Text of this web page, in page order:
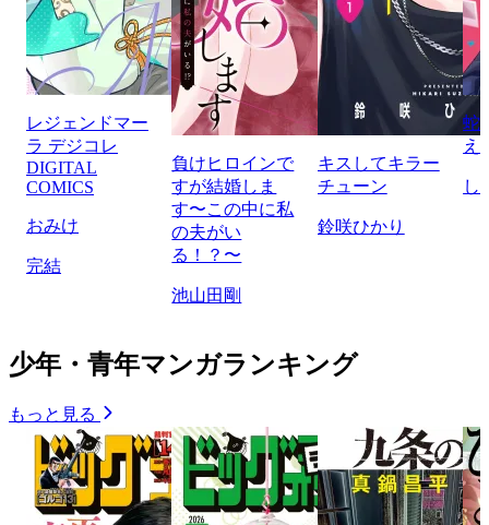
レジェンドマー
ラ デジコレ
DIGITAL
COMICS
おみけ
完結
負けヒロインで
すが結婚しま
す〜この中に私
の夫がい
る！？〜
池山田剛
キスしてキラー
チューン
鈴咲ひかり
蛇
え
し
少年・青年マンガランキング
もっと見る